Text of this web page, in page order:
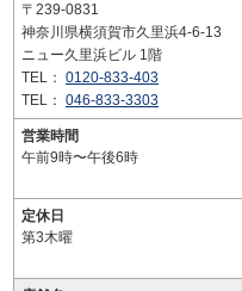
〒239-0831
神奈川県横須賀市久里浜4-6-13
ニュー久里浜ビル 1階
TEL： 0120-833-403
TEL： 046-833-3303
営業時間
午前9時〜午後6時
定休日
第3木曜